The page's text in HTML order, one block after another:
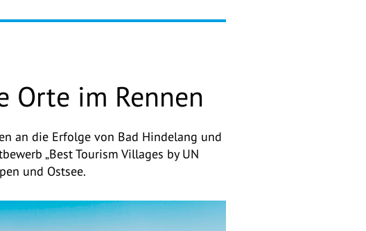
Orte im Rennen
an die Erfolge von Bad Hindelang und
„Best Tourism Villages by UN
und Ostsee.